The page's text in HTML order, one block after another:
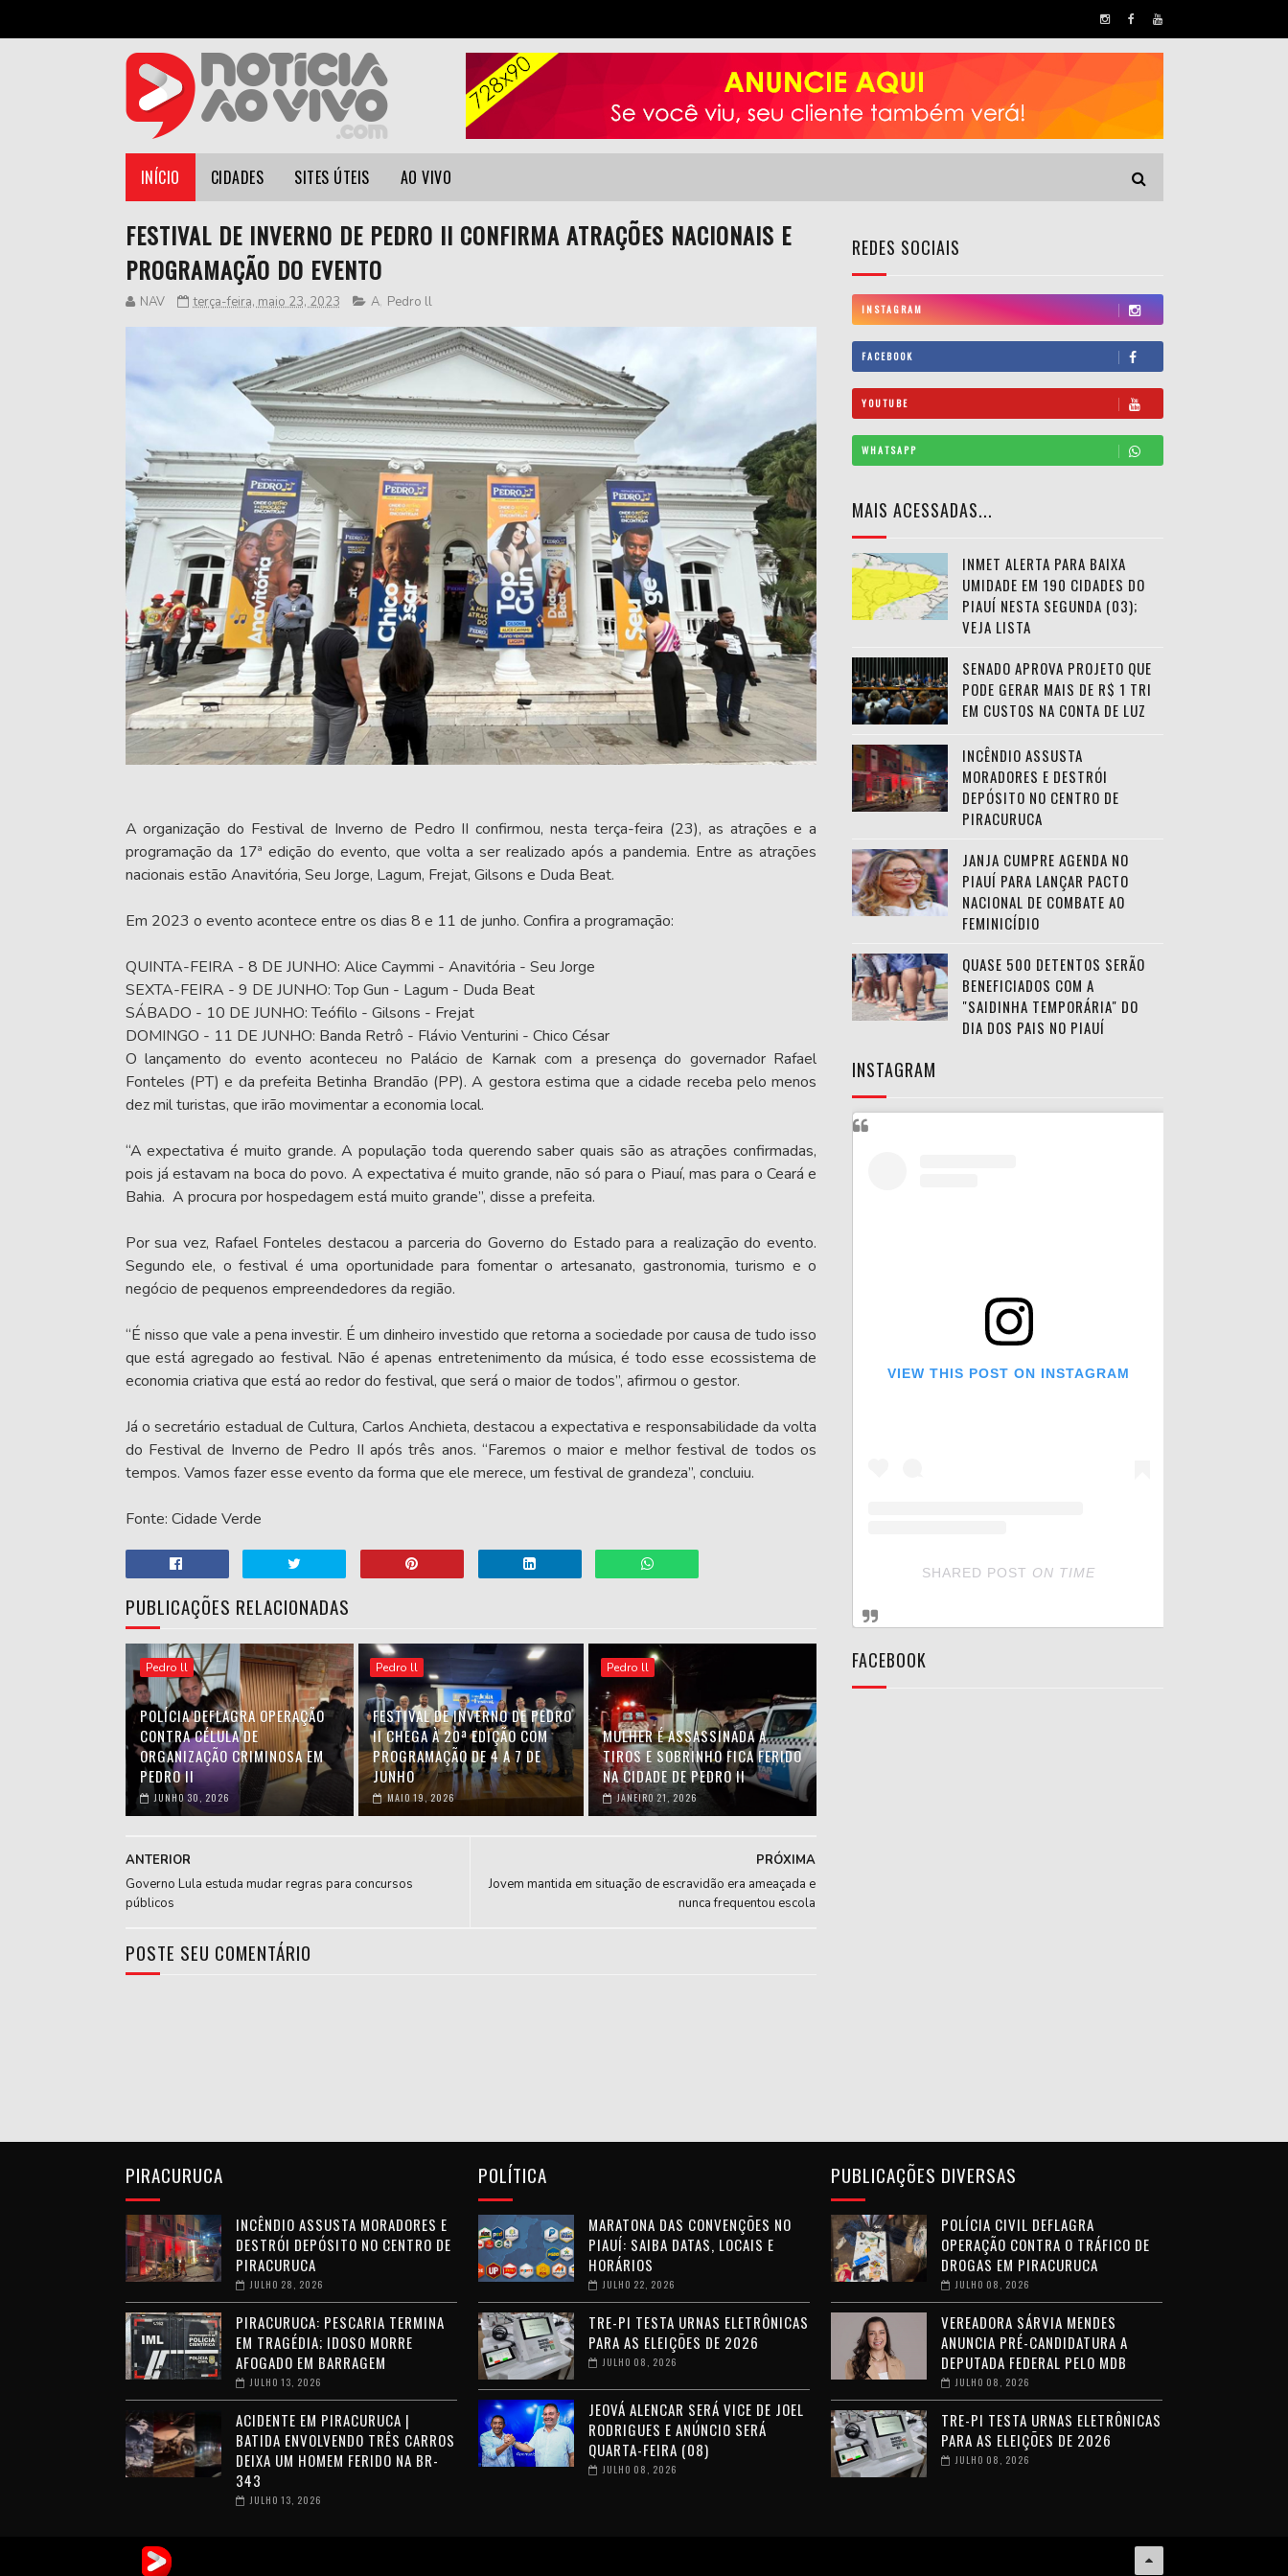
INÍCIO CIDADES SITES ÚTEIS AO VIVO
FESTIVAL DE INVERNO DE PEDRO II CONFIRMA ATRAÇÕES NACIONAIS E
PROGRAMAÇÃO DO EVENTO
NAV terça-feira, maio 23, 2023 A, Pedro ll
A organização do Festival de Inverno de Pedro II confirmou, nesta terça-feira (23), as atrações e a
programação da 17ª edição do evento, que volta a ser realizado após a pandemia. Entre as atrações
nacionais estão Anavitória, Seu Jorge, Lagum, Frejat, Gilsons e Duda Beat.
Em 2023 o evento acontece entre os dias 8 e 11 de junho. Confira a programação:
QUINTA-FEIRA - 8 DE JUNHO: Alice Caymmi - Anavitória - Seu Jorge
SEXTA-FEIRA - 9 DE JUNHO: Top Gun - Lagum - Duda Beat
SÁBADO - 10 DE JUNHO: Teófilo - Gilsons - Frejat
DOMINGO - 11 DE JUNHO: Banda Retrô - Flávio Venturini - Chico César
O lançamento do evento aconteceu no Palácio de Karnak com a presença do governador Rafael
Fonteles (PT) e da prefeita Betinha Brandão (PP). A gestora estima que a cidade receba pelo menos
dez mil turistas, que irão movimentar a economia local.
“A expectativa é muito grande. A população toda querendo saber quais são as atrações confirmadas,
pois já estavam na boca do povo. A expectativa é muito grande, não só para o Piauí, mas para o Ceará e
Bahia. A procura por hospedagem está muito grande”, disse a prefeita.
Por sua vez, Rafael Fonteles destacou a parceria do Governo do Estado para a realização do evento.
Segundo ele, o festival é uma oportunidade para fomentar o artesanato, gastronomia, turismo e o
negócio de pequenos empreendedores da região.
“É nisso que vale a pena investir. É um dinheiro investido que retorna a sociedade por causa de tudo isso
que está agregado ao festival. Não é apenas entretenimento da música, é todo esse ecossistema de
economia criativa que está ao redor do festival, que será o maior de todos”, afirmou o gestor.
Já o secretário estadual de Cultura, Carlos Anchieta, destacou a expectativa e responsabilidade da volta
do Festival de Inverno de Pedro II após três anos. “Faremos o maior e melhor festival de todos os
tempos. Vamos fazer esse evento da forma que ele merece, um festival de grandeza”, concluiu.
Fonte: Cidade Verde
PUBLICAÇÕES RELACIONADAS
Pedro ll
POLÍCIA DEFLAGRA OPERAÇÃO
CONTRA CÉLULA DE
ORGANIZAÇÃO CRIMINOSA EM
PEDRO II
JUNHO 30, 2026
Pedro ll
FESTIVAL DE INVERNO DE PEDRO
II CHEGA À 20ª EDIÇÃO COM
PROGRAMAÇÃO DE 4 A 7 DE
JUNHO
MAIO 19, 2026
Pedro ll
MULHER É ASSASSINADA A
TIROS E SOBRINHO FICA FERIDO
NA CIDADE DE PEDRO II
JANEIRO 21, 2026
PRÓXIMA
Jovem mantida em situação de escravidão era ameaçada e
nunca frequentou escola
ANTERIOR
Governo Lula estuda mudar regras para concursos
públicos
POSTE SEU COMENTÁRIO
REDES SOCIAIS
INSTAGRAM
FACEBOOK
YOUTUBE
WHATSAPP
MAIS ACESSADAS...
INMET ALERTA PARA BAIXA
UMIDADE EM 190 CIDADES DO
PIAUÍ NESTA SEGUNDA (03);
VEJA LISTA
SENADO APROVA PROJETO QUE
PODE GERAR MAIS DE R$ 1 TRI
EM CUSTOS NA CONTA DE LUZ
INCÊNDIO ASSUSTA
MORADORES E DESTRÓI
DEPÓSITO NO CENTRO DE
PIRACURUCA
JANJA CUMPRE AGENDA NO
PIAUÍ PARA LANÇAR PACTO
NACIONAL DE COMBATE AO
FEMINICÍDIO
QUASE 500 DETENTOS SERÃO
BENEFICIADOS COM A
"SAIDINHA TEMPORÁRIA" DO
DIA DOS PAIS NO PIAUÍ
INSTAGRAM
VIEW THIS POST ON INSTAGRAM
SHARED POST ON TIME
FACEBOOK
PIRACURUCA
INCÊNDIO ASSUSTA MORADORES E
DESTRÓI DEPÓSITO NO CENTRO DE
PIRACURUCA
JULHO 28, 2026
PIRACURUCA: PESCARIA TERMINA
EM TRAGÉDIA; IDOSO MORRE
AFOGADO EM BARRAGEM
JULHO 13, 2026
ACIDENTE EM PIRACURUCA |
BATIDA ENVOLVENDO TRÊS CARROS
DEIXA UM HOMEM FERIDO NA BR-
343
JULHO 13, 2026
POLÍTICA
MARATONA DAS CONVENÇÕES NO
PIAUÍ: SAIBA DATAS, LOCAIS E
HORÁRIOS
JULHO 22, 2026
TRE-PI TESTA URNAS ELETRÔNICAS
PARA AS ELEIÇÕES DE 2026
JULHO 08, 2026
JEOVÁ ALENCAR SERÁ VICE DE JOEL
RODRIGUES E ANÚNCIO SERÁ
QUARTA-FEIRA (08)
JULHO 08, 2026
PUBLICAÇÕES DIVERSAS
POLÍCIA CIVIL DEFLAGRA
OPERAÇÃO CONTRA O TRÁFICO DE
DROGAS EM PIRACURUCA
JULHO 08, 2026
VEREADORA SÁRVIA MENDES
ANUNCIA PRÉ-CANDIDATURA A
DEPUTADA FEDERAL PELO MDB
JULHO 08, 2026
TRE-PI TESTA URNAS ELETRÔNICAS
PARA AS ELEIÇÕES DE 2026
JULHO 08, 2026